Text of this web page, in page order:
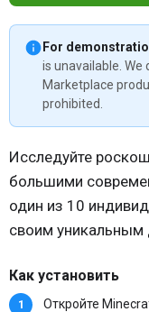
For
is unavailable.
Marketplace
prohibited.
Исследуйте
большими
один из 10
своим уникальным
Как установить
Откройте